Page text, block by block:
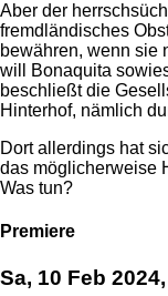
Aber der
fremdländisches
bewähren, wenn sie
will Bonaquita
beschließt die
Hinterhof, nämlich
Dort allerdings hat
das möglicherweise
Was tun?
Premiere
Sa, 10 Feb